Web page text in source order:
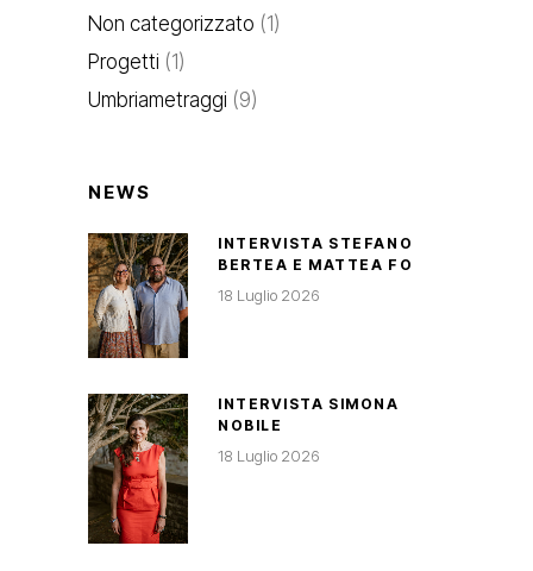
Non categorizzato (1)
Progetti (1)
Umbriametraggi (9)
NEWS
INTERVISTA STEFANO
BERTEA E MATTEA FO
18 Luglio 2026
INTERVISTA SIMONA
NOBILE
18 Luglio 2026